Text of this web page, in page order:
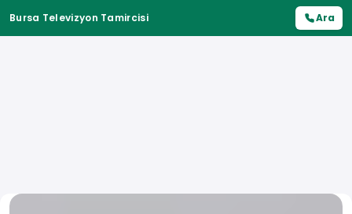
Bursa Televizyon Tamircisi Ara